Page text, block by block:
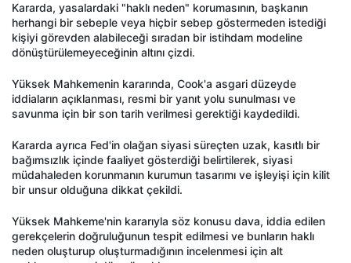
Kararda, yasalardaki "haklı neden" korumasının, başkanın
herhangi bir sebeple veya hiçbir sebep göstermeden istediği
kişiyi görevden alabileceği sıradan bir istihdam modeline
dönüştürülemeyeceğinin altını çizdi.
Yüksek Mahkemenin kararında, Cook'a asgari düzeyde
iddiaların açıklanması, resmi bir yanıt yolu sunulması ve
savunma için bir son tarih verilmesi gerektiği kaydedildi.
Kararda ayrıca Fed'in olağan siyasi süreçten uzak, kasıtlı bir
bağımsızlık içinde faaliyet gösterdiği belirtilerek, siyasi
müdahaleden korunmanın kurumun tasarımı ve işleyişi için kilit
bir unsur olduğuna dikkat çekildi.
Yüksek Mahkeme'nin kararıyla söz konusu dava, iddia edilen
gerekçelerin doğruluğunun tespit edilmesi ve bunların haklı
neden oluşturup oluşturmadığının incelenmesi için alt